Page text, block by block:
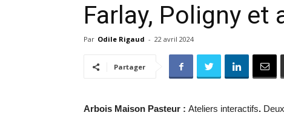
Farlay, Poligny
Par Odile Rigaud - 22 avril 2024
Partager
Arbois Maison Pasteur : Ateliers interactifs.